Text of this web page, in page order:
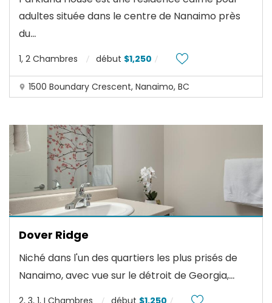
adultes située dans le centre de Nanaimo près
du...
1, 2 Chambres début $1,250
1500 Boundary Crescent, Nanaimo, BC
Dover Ridge
Niché dans l'un des quartiers les plus prisés de
Nanaimo, avec vue sur le détroit de Georgia,...
2, 3, 1, I Chambres début $1,250